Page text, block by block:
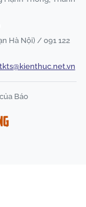
Hà Nội) / 091 122
tkts@kienthuc.net.vn
Báo